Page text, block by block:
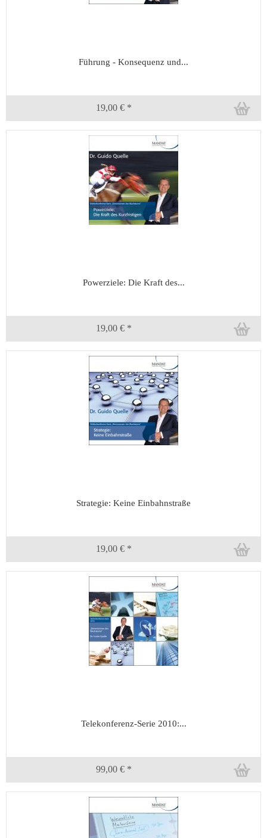
Führung - Konsequenz und...
19,00 € *
Powerziele: Die Kraft des...
19,00 € *
Strategie: Keine Einbahnstraße
19,00 € *
Telekonferenz-Serie 2010:...
99,00 € *